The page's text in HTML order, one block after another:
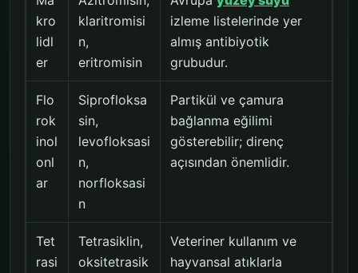
kro
lidl
er
klaritromisi
n,
eritromisin
izleme listelerinde yer
almış antibiyotik
grubudur.
Flo
rok
inol
onl
ar
Siprofloksa
sin,
levofloksasi
n,
norfloksasi
n
Partikül ve çamura
bağlanma eğilimi
gösterebilir; direnç
açısından önemlidir.
Tet
rasi
Tetrasiklin,
oksitetrasik
Veteriner kullanım ve
hayvansal atıklarla